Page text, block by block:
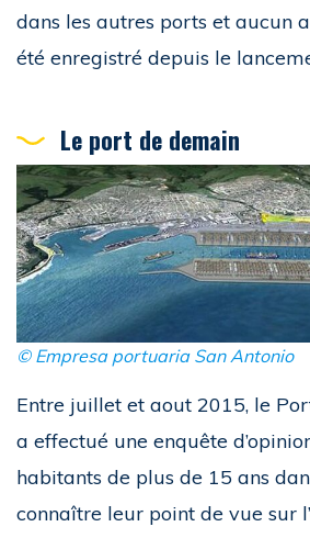
dans les autres ports et aucun
été enregistré depuis le
Le port de demain
© Empresa portuaria San Antonio
Entre juillet et aout 2015, le
a effectué une enquête
habitants de plus de 15 ans
connaître leur point de vue sur